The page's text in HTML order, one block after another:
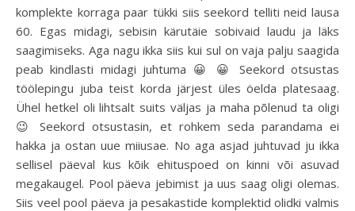
komplekte korraga paar tükki siis seekord telliti neid lausa
60. Egas midagi, sebisin kärutäie sobivaid laudu ja läks
saagimiseks. Aga nagu ikka siis kui sul on vaja palju saagida
peab kindlasti midagi juhtuma 😀 😀 Seekord otsustas
töölepingu juba teist korda järjest üles öelda platesaag.
Ühel hetkel oli lihtsalt suits väljas ja maha põlenud ta oligi
😉 Seekord otsustasin, et rohkem seda parandama ei
hakka ja ostan uue miiusae. No aga asjad juhtuvad ju ikka
sellisel päeval kus kõik ehituspoed on kinni või asuvad
megakaugel. Pool päeva jebimist ja uus saag oligi olemas.
Siis veel pool päeva ja pesakastide komplektid olidki valmis